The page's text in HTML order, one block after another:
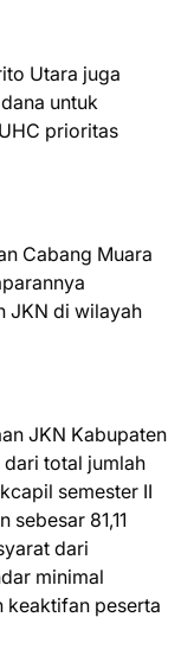
Utara juga
untuk
prioritas
Cabang Muara
JKN di wilayah
JKN Kabupaten
total jumlah
semester II
81,11
dari
minimal
keaktifan peserta